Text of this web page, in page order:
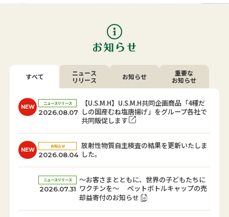
すべて
ニュース
リリース
お知らせ
重要な
お知らせ
NEW
ニュースリリース
2026.08.07
【U.S.M.H】U.S.M.H共同企画商品「4種だ
しの国産むね塩唐揚げ」をグループ各社で
共同販促します
NEW
お知らせ
2026.08.04
放射性物質自主検査の結果を更新いたしま
した。
ニュースリリース
2026.07.31
～お客さまとともに、世界の子どもたちに
ワクチンを～ ペットボトルキャップの売
却益寄付のお知らせ